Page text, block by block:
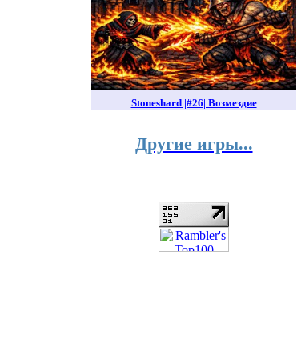
Stoneshard |#26| Возмездие
Другие игры...